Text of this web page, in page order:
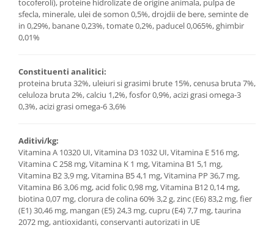
tocoferoli), proteine hidrolizate de origine animala, pulpa de
sfecla, minerale, ulei de somon 0,5%, drojdii de bere, seminte de
in 0,29%, banane 0,23%, tomate 0,2%, paducel 0,065%, ghimbir
0,01%
Constituenti analitici:
proteina bruta 32%, uleiuri si grasimi brute 15%, cenusa bruta 7%,
celuloza bruta 2%, calciu 1,2%, fosfor 0,9%, acizi grasi omega-3
0,3%, acizi grasi omega-6 3,6%
Aditivi/kg:
Vitamina A 10320 UI, Vitamina D3 1032 UI, Vitamina E 516 mg,
Vitamina C 258 mg, Vitamina K 1 mg, Vitamina B1 5,1 mg,
Vitamina B2 3,9 mg, Vitamina B5 4,1 mg, Vitamina PP 36,7 mg,
Vitamina B6 3,06 mg, acid folic 0,98 mg, Vitamina B12 0,14 mg,
biotina 0,07 mg, clorura de colina 60% 3,2 g, zinc (E6) 83,2 mg, fier
(E1) 30,46 mg, mangan (E5) 24,3 mg, cupru (E4) 7,7 mg, taurina
2072 mg, antioxidanti, conservanti autorizati in UE